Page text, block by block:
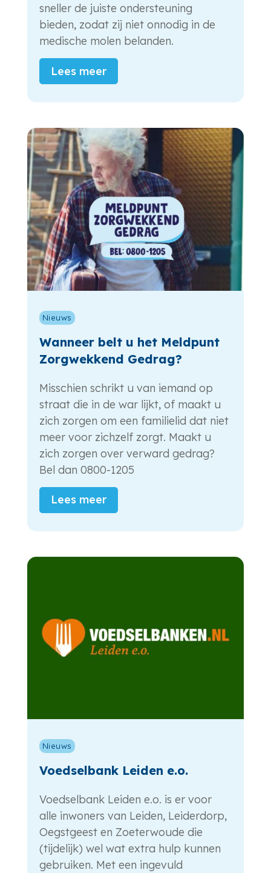
sneller de juiste ondersteuning
bieden, zodat zij niet onnodig in de
medische molen belanden.
Lees meer
Nieuws
Wanneer belt u het Meldpunt
Zorgwekkend Gedrag?
Misschien schrikt u van iemand op
straat die in de war lijkt, of maakt u
zich zorgen om een familielid dat niet
meer voor zichzelf zorgt. Maakt u
zich zorgen over verward gedrag?
Bel dan 0800-1205
Lees meer
Nieuws
Voedselbank Leiden e.o.
Voedselbank Leiden e.o. is er voor
alle inwoners van Leiden, Leiderdorp,
Oegstgeest en Zoeterwoude die
(tijdelijk) wel wat extra hulp kunnen
gebruiken. Met een ingevuld